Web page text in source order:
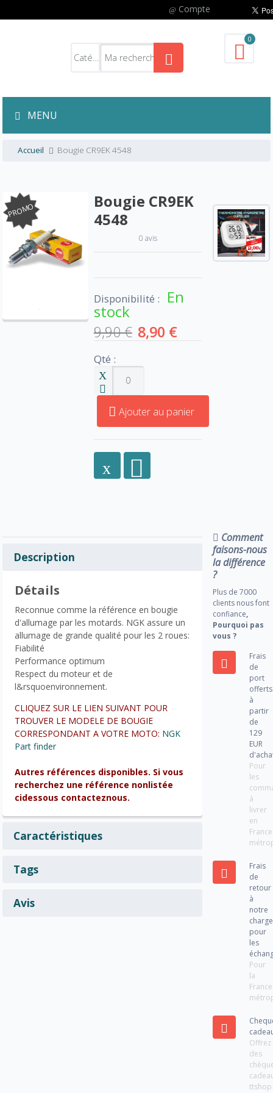
Compte
0
MENU
Accueil Bougie CR9EK 4548
PROMO
Bougie CR9EK
4548
0 avis
Disponibilité : En
stock
9,90 € 8,90 €
Qté :
Ajouter au panier
Description
Détails
Reconnue comme la référence en bougie
d'allumage par les motards. NGK assure un
allumage de grande qualité pour les 2 roues:
Fiabilité
Performance optimum
Respect du moteur et de
l&rsquoenvironnement.
CLIQUEZ SUR LE LIEN SUIVANT POUR
TROUVER LE MODELE DE BOUGIE
CORRESPONDANT A VOTRE MOTO: NGK
Part finder
Autres références disponibles. Si vous
recherchez une référence nonlistée
cidessous contacteznous.
Caractéristiques
Tags
Avis
Comment
faisons-nous
la différence
?
Plus de 7000
clients nous font
confiance,
Pourquoi pas
vous ?
Frais
de
port
offerts
à
partir
de
129
EUR
Pour
les
à
livrer
en
France
Frais
de
retour
à
notre
charge
pour
les
Pour
la
France
Offrez
des
ttshop